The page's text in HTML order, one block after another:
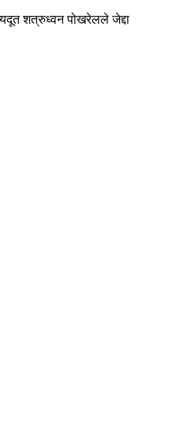
शत्रुध्वन पोखरेलले जेद्दा